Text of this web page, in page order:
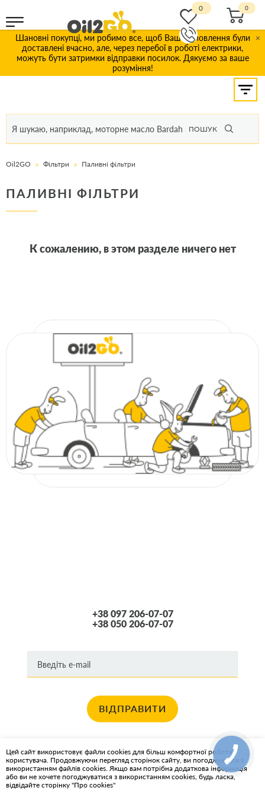
Шановні покупці, ми робимо все, щоб Ваші замовлення були
доставлені вчасно, але, через перебої в роботі електрики,
можуть бути затримки відправки посилок. Дякуємо за ваше
розуміння!
×
ПОШУК
0
Oil2GO Фільтри Паливні фільтри
ПАЛИВНІ ФІЛЬТРИ
К сожалению, в этом разделе ничего нет
+38 097 206-07-07
+38 050 206-07-07
ВІДПРАВИТИ
Хочете отримувати новини про останні спец пропозиції та акції?
КАРТА САЙТА
Цей сайт використовує файли cookies для більш комфортної роботи
користувача. Продовжуючи перегляд сторінок сайту, ви погоджуєтеся з
використанням файлів cookies. Якщо вам потрібна додаткова інформація
або ви не хочете погоджуватися з використанням cookies, будь ласка,
відвідайте сторінку "Про cookies"